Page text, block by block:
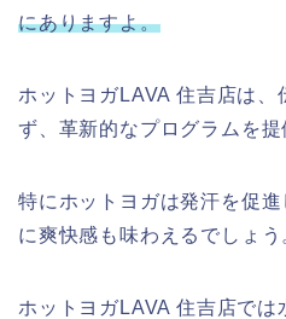
にありますよ。
ホットヨガLAVA 住吉店は、
ず、革新的なプログラムを提
特にホットヨガは発汗を促
に爽快感も味わえるでしょう
ホットヨガLAVA 住吉店では